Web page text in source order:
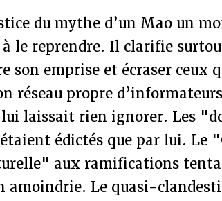
du mythe d’un Mao un
le reprendre. Il clarifie
son emprise et écraser ceux
réseau propre
lui laissait rien ignorer. Les
édictés que par lui. Le
aux ramifications
Le quasi-